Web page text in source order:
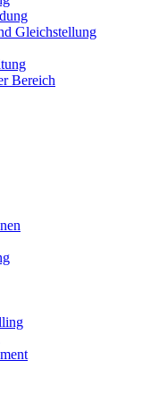
Gleichstellung
Bereich